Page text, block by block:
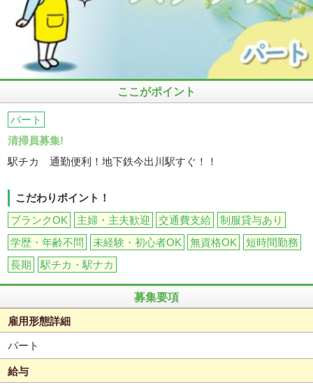
ここがポイント
パート
清掃員募集!
駅チカ 通勤便利！地下鉄今出川駅すぐ！！
こだわりポイント！
ブランクOK
主婦・主夫歓迎 交通費支給
制服貸与あり
学歴・年齢不問
未経験・初心者OK 無資格OK
短時間勤務
長期
駅チカ・駅ナカ
募集要項
雇用形態詳細
パート
給与